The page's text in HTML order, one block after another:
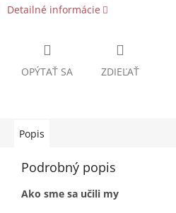
Detailné informácie
OPÝTAŤ SA ZDIEĽAŤ
Popis
Podrobný popis
Ako sme sa učili my